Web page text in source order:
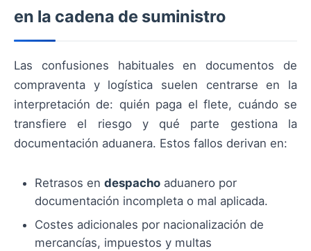
en la cadena de suministro
Las confusiones habituales en documentos de
compraventa y logística suelen centrarse en la
interpretación de: quién paga el flete, cuándo se
transfiere el riesgo y qué parte gestiona la
documentación aduanera. Estos fallos derivan en:
Retrasos en despacho aduanero por
documentación incompleta o mal aplicada.
Costes adicionales por nacionalización de
mercancías, impuestos y multas